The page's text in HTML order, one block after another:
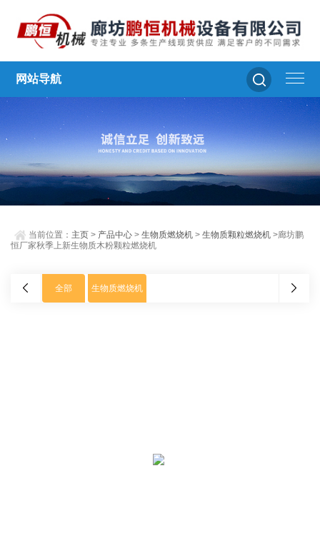
网站导航
当前位置： 主页 > 产品中心 >生物质燃烧机 >生物质颗粒燃烧机 >廊坊鹏
恒厂家秋季上新生物质木粉颗粒燃烧机
全部 生物质燃烧机